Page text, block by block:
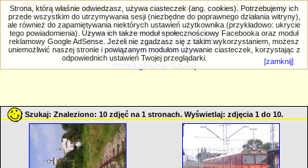
PRIV.gtlodz.eu - czyli trochę ;) inna galeria
Wyszukiwanie zaawansowane
Strona główna >Szukaj
Szukaj: Znaleziono: 10 zdjęć na 1 stronach. Wyświetlaj: zdjęcia 1 do 10.
Strona, którą właśnie odwiedzasz, używa ciasteczek (ang. cookies). Potrzebujemy ich
przede wszystkim do utrzymywania sesji (niezbędne do poprawnego działania witryny),
ale również do zapamiętywania niektórych ustawień użytkownika (przykładowo: ukrycie
tego powiadomienia). Używa ich także moduł społecznościowy Facebooka oraz moduł
reklamowy Google AdSense. Jeżeli nie zgadzasz się z takim wykorzystaniem, możesz
uniemożliwić naszej stronie i powiązanym modułom używanie ciasteczek, korzystając z
odpowiednich ustawień Twojej przeglądarki.
[zamknij]